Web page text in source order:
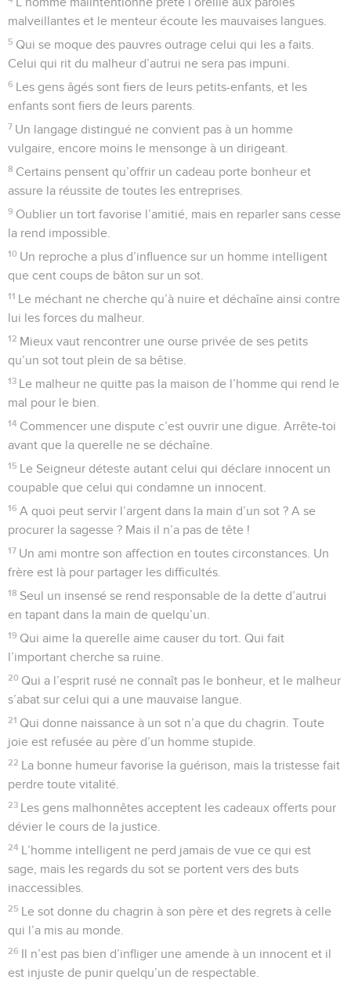
malveillantes et le menteur écoute les mauvaises langues.
5 Qui se moque des pauvres outrage celui qui les a faits.
Celui qui rit du malheur d’autrui ne sera pas impuni.
6 Les gens âgés sont fiers de leurs petits-enfants, et les
enfants sont fiers de leurs parents.
7 Un langage distingué ne convient pas à un homme
vulgaire, encore moins le mensonge à un dirigeant.
8 Certains pensent qu’offrir un cadeau porte bonheur et
assure la réussite de toutes les entreprises.
9 Oublier un tort favorise l’amitié, mais en reparler sans cesse
la rend impossible.
10 Un reproche a plus d’influence sur un homme intelligent
que cent coups de bâton sur un sot.
11 Le méchant ne cherche qu’à nuire et déchaîne ainsi contre
lui les forces du malheur.
12 Mieux vaut rencontrer une ourse privée de ses petits
qu’un sot tout plein de sa bêtise.
13 Le malheur ne quitte pas la maison de l’homme qui rend le
mal pour le bien.
14 Commencer une dispute c’est ouvrir une digue. Arrête-toi
avant que la querelle ne se déchaîne.
15 Le Seigneur déteste autant celui qui déclare innocent un
coupable que celui qui condamne un innocent.
16 A quoi peut servir l’argent dans la main d’un sot ? A se
procurer la sagesse ? Mais il n’a pas de tête !
17 Un ami montre son affection en toutes circonstances. Un
frère est là pour partager les difficultés.
18 Seul un insensé se rend responsable de la dette d’autrui
en tapant dans la main de quelqu’un.
19 Qui aime la querelle aime causer du tort. Qui fait
l’important cherche sa ruine.
20 Qui a l’esprit rusé ne connaît pas le bonheur, et le malheur
s’abat sur celui qui a une mauvaise langue.
21 Qui donne naissance à un sot n’a que du chagrin. Toute
joie est refusée au père d’un homme stupide.
22 La bonne humeur favorise la guérison, mais la tristesse fait
perdre toute vitalité.
23 Les gens malhonnêtes acceptent les cadeaux offerts pour
dévier le cours de la justice.
24 L’homme intelligent ne perd jamais de vue ce qui est
sage, mais les regards du sot se portent vers des buts
inaccessibles.
25 Le sot donne du chagrin à son père et des regrets à celle
qui l’a mis au monde.
26 Il n’est pas bien d’infliger une amende à un innocent et il
est injuste de punir quelqu’un de respectable.